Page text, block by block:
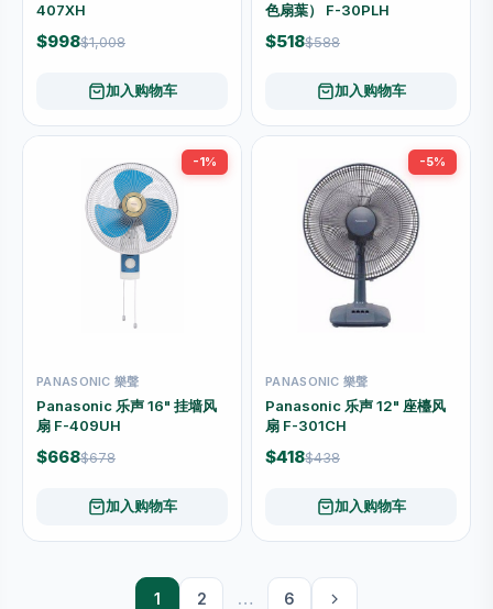
407XH
$998$1,008
加入购物车
色扇葉） F-30PLH
$518$588
加入购物车
-1%
PANASONIC 樂聲
Panasonic 乐声 16" 挂墙风
扇 F-409UH
$668$678
加入购物车
-5%
PANASONIC 樂聲
Panasonic 乐声 12" 座檯风
扇 F-301CH
$418$438
加入购物车
1 2 … 6